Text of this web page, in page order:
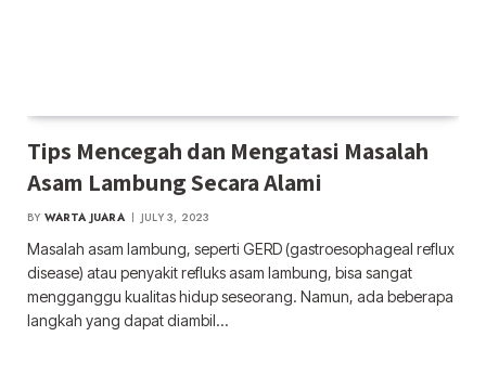
Tips Mencegah dan Mengatasi Masalah
Asam Lambung Secara Alami
BY WARTA JUARA JULY 3, 2023
Masalah asam lambung, seperti GERD (gastroesophageal reflux
disease) atau penyakit refluks asam lambung, bisa sangat
mengganggu kualitas hidup seseorang. Namun, ada beberapa
langkah yang dapat diambil…